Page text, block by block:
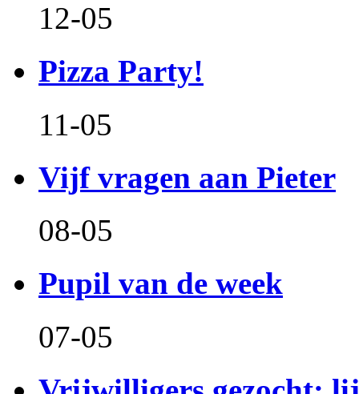
12-05
Pizza Party!
11-05
Vijf vragen aan Pieter
08-05
Pupil van de week
07-05